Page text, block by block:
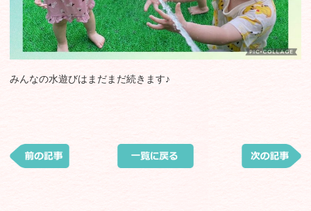
みんなの水遊びはまだまだ続きます♪